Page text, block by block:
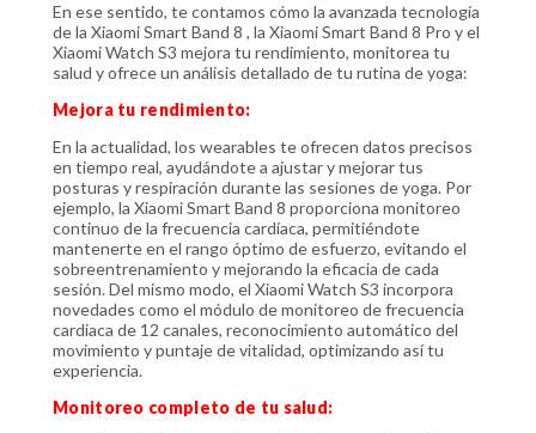
En ese sentido, te contamos cómo la avanzada tecnología
de la Xiaomi Smart Band 8 , la Xiaomi Smart Band 8 Pro y el
Xiaomi Watch S3 mejora tu rendimiento, monitorea tu
salud y ofrece un análisis detallado de tu rutina de yoga:
Mejora tu rendimiento:
En la actualidad, los wearables te ofrecen datos precisos
en tiempo real, ayudándote a ajustar y mejorar tus
posturas y respiración durante las sesiones de yoga. Por
ejemplo, la Xiaomi Smart Band 8 proporciona monitoreo
continuo de la frecuencia cardíaca, permitiéndote
mantenerte en el rango óptimo de esfuerzo, evitando el
sobreentrenamiento y mejorando la eficacia de cada
sesión. Del mismo modo, el Xiaomi Watch S3 incorpora
novedades como el módulo de monitoreo de frecuencia
cardiaca de 12 canales, reconocimiento automático del
movimiento y puntaje de vitalidad, optimizando así tu
experiencia.
Monitoreo completo de tu salud: